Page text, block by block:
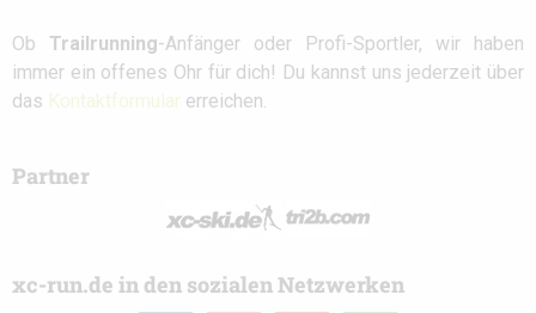
Ob Trailrunning-Anfänger oder Profi-Sportler, wir haben
immer ein offenes Ohr für dich! Du kannst uns jederzeit über
das Kontaktformular erreichen.
Partner
xc-run.de in den sozialen Netzwerken